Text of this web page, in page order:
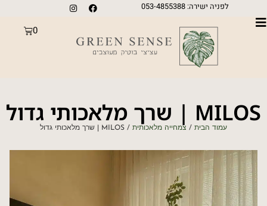
לפניה ישירה: 053-4855388
0
MILOS | שרך מלאכותי גדול
עמוד הבית / צמחייה מלאכותית / MILOS | שרך מלאכותי גדול